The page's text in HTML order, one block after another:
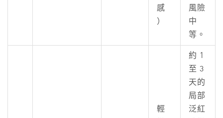
感
）
風險
中
等。
輕
約 1
至 3
天的
局部
泛紅